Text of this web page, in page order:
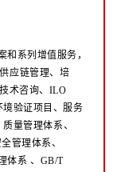
和系列增值服务，
应链管理、培
术咨询、ILO
境验证项目、服务
质量管理体系、
管理体系、
体系 、GB/T